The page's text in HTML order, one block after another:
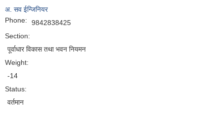
अ. सव ईन्जिनियर
Phone:
9842838425
Section:
पूर्वाधार विकास तथा भवन नियमन
Weight:
-14
Status:
वर्तमान